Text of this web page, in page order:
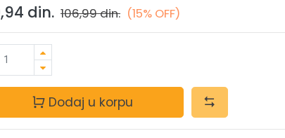
din. 106,99din. (15% OFF)
Dodaj u korpu